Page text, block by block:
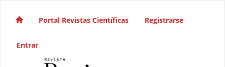
Navegación principal
Barra lateral
Portal Revistas Científicas Registrarse
Entrar